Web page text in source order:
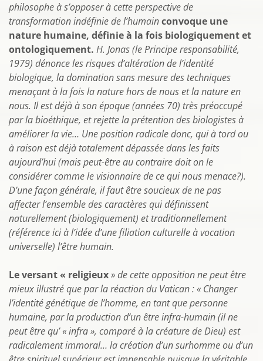
philosophe à s’opposer à cette perspective de
transformation indéfinie de l’humainconvoque une
nature humaine, définie à la fois biologiquement et
ontologiquement. H. Jonas (le Principe responsabilité,
1979) dénonce les risques d’altération de l’identité
biologique, la domination sans mesure des techniques
menaçant à la fois la nature hors de nous et la nature en
nous. Il est déjà à son époque (années 70) très préoccupé
par la bioéthique, et rejette la prétention des biologistes à
améliorer la vie… Une position radicale donc, qui à tord ou
à raison est déjà totalement dépassée dans les faits
aujourd’hui (mais peut-être au contraire doit on le
considérer comme le visionnaire de ce qui nous menace?).
D’une façon générale, il faut être soucieux de ne pas
affecter l’ensemble des caractères qui définissent
naturellement (biologiquement) et traditionnellement
(référence ici à l’idée d’une filiation culturelle à vocation
universelle) l’être humain.
Le versant « religieux» de cette opposition ne peut être
mieux illustré que par la réaction du Vatican : « Changer
l’identité génétique de l’homme, en tant que personne
humaine, par la production d’un être infra-humain(il ne
peut être qu’ « infra », comparé à la créature de Dieu) est
radicalement immoral… la création d’un surhomme ou d’un